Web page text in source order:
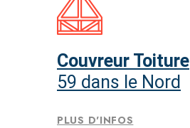
Couvreur Toiture
59 dans le Nord
PLUS D'INFOS